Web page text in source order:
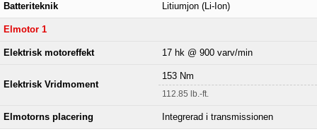
Batteriteknik Litiumjon (Li-Ion)
Elmotor 1
Elektrisk motoreffekt 17 hk @ 900 varv/min
Elektrisk Vridmoment
153 Nm
112.85 lb.-ft.
Elmotorns placering Integrerad i transmissionen